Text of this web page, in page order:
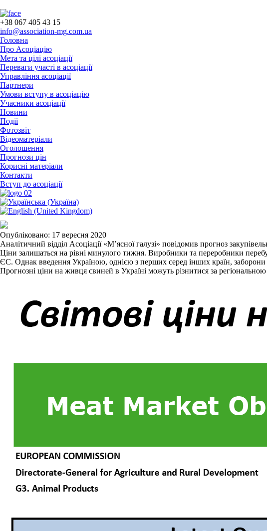
+38 067 405 43 15
info@association-mg.com.ua
Головна
Про Асоціацію
Мета та цілі асоціації
Переваги участі в асоціації
Управління асоціації
Партнери
Умови вступу в асоціацію
Учасники асоціації
Новини
Події
Фотозвіт
Відеоматеріали
Оголошення
Прогнози цін
Корисні матеріали
Контакти
Вступ до асоціації
Опубліковано: 17 вересня 2020
Аналітичний відділ Асоціації «М’ясної галузі» повідомив прогноз
Ціни залишаться на рівні минулого тижня. Виробники та переробники
ЄС. Однак введення Україною, однією з перших серед інших країн,
Прогнозні ціни на живця свиней в Україні можуть різнитися за